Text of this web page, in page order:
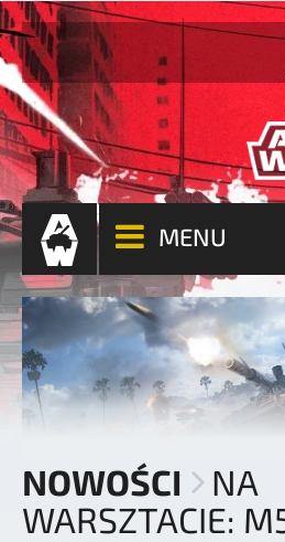
MENU
NOWOŚCI
NA
WARSZTACIE: